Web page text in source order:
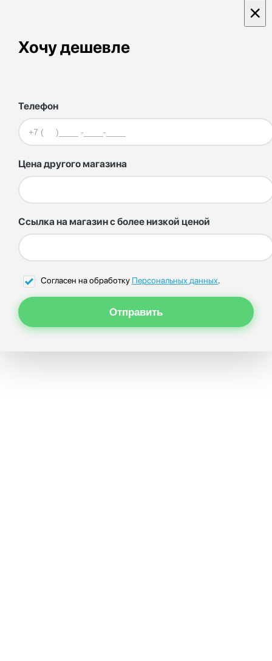
Хочу дешевле
×
Телефон
Цена другого магазина
Ссылка на магазин с более низкой ценой
Согласен на обработку Персональных данных.
Отправить